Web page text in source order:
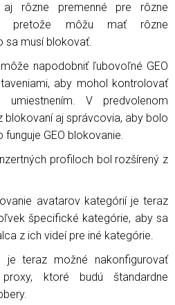
rôzne premenné pre rôzne
pretože môžu mať rôzne
sa musí blokovať.
napodobniť ľubovoľné GEO
aby mohol kontrolovať
V predvolenom
blokovaní aj správcovia, aby bolo
GEO blokovanie.
profiloch bol rozšírený z
avatarov kategórií je teraz
špecifické kategórie, aby sa
z ich videí pre iné kategórie.
je teraz možné nakonfigurovať
ktoré budú štandardne